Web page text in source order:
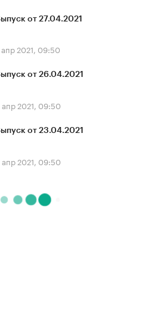
от 27.04.2021
апр 2021, 09:50
от 26.04.2021
апр 2021, 09:50
от 23.04.2021
апр 2021, 09:50